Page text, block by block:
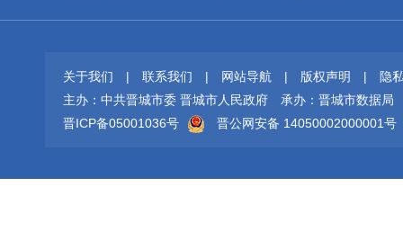
关于我们 | 联系我们 | 网站导航 | 版权声明 |
隐
主办：中共晋城市委 晋城市人民政府
承办：晋城市数据局
晋ICP备05001036号
晋公网安备 14050002000001号